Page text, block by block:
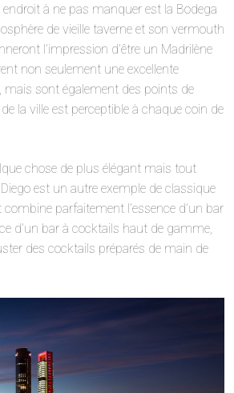
endroit à ne pas manquer est la Bodega
de vieille taverne et son vermouth
l’impression d’être un Madrilène
non seulement une excellente
mais sont également des points de
la ville est perceptible à chaque coin de
chose de plus élégant mais tout
est un autre exemple de classique
parfaitement l’essence d’un bar
d’un bar à cocktails haut de gamme,
des cocktails préparés de main de